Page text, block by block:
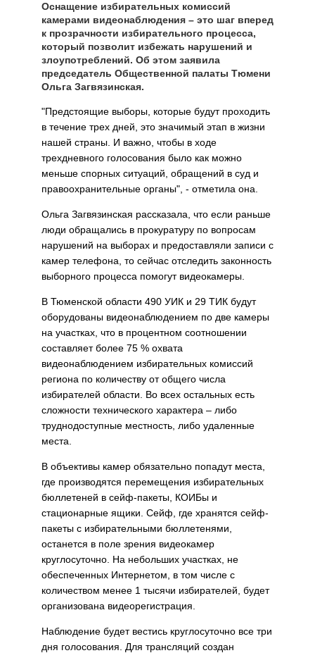
Оснащение избирательных комиссий
камерами видеонаблюдения – это шаг вперед
к прозрачности избирательного процесса,
который позволит избежать нарушений и
злоупотреблений. Об этом заявила
председатель Общественной палаты Тюмени
Ольга Загвязинская.
"Предстоящие выборы, которые будут проходить
в течение трех дней, это значимый этап в жизни
нашей страны. И важно, чтобы в ходе
трехдневного голосования было как можно
меньше спорных ситуаций, обращений в суд и
правоохранительные органы", - отметила она.
Ольга Загвязинская рассказала, что если раньше
люди обращались в прокуратуру по вопросам
нарушений на выборах и предоставляли записи с
камер телефона, то сейчас отследить законность
выборного процесса помогут видеокамеры.
В Тюменской области 490 УИК и 29 ТИК будут
оборудованы видеонаблюдением по две камеры
на участках, что в процентном соотношении
составляет более 75 % охвата
видеонаблюдением избирательных комиссий
региона по количеству от общего числа
избирателей области. Во всех остальных есть
сложности технического характера – либо
труднодоступные местность, либо удаленные
места.
В объективы камер обязательно попадут места,
где производятся перемещения избирательных
бюллетеней в сейф-пакеты, КОИБы и
стационарные ящики. Сейф, где хранятся сейф-
пакеты с избирательными бюллетенями,
останется в поле зрения видеокамер
круглосуточно. На небольших участках, не
обеспеченных Интернетом, в том числе с
количеством менее 1 тысячи избирателей, будет
организована видеорегистрация.
Наблюдение будет вестись круглосуточно все три
дня голосования. Для трансляций создан